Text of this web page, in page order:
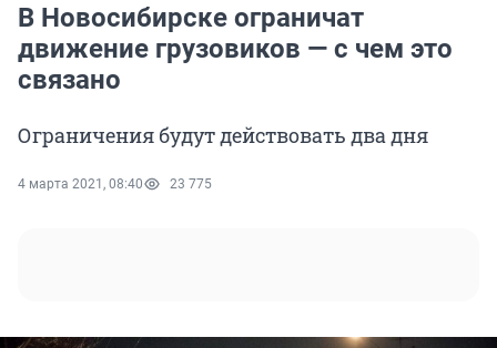
В Новосибирске ограничат
движение грузовиков — с чем это
связано
Ограничения будут действовать два дня
4 марта 2021, 08:40 23 775